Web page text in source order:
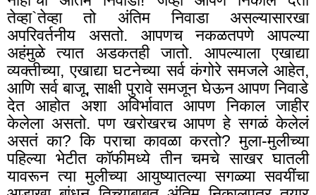
तेव्हा`तेव्हा तो अंतिम निवाडा असल्यासारखा
अपरिवर्तनीय असतो. आपणच नकळतपणे आपल्या
अहंमुळे त्यात अडकतही जातो. आपल्याला एखाद्या
व्यक्तीच्या, एखाद्या घटनेच्या सर्व कंगोरे समजले आहेत,
आणि सर्व बाजू, साक्षी पुरावे समजून घेऊन आपण निवाडे
देत आहोत अशा अविर्भावात आपण निकाल जाहीर
केलेला असतो. पण खरोखरच आपण हे सगळं केलेलं
असतं का? कि पराचा कावळा करतो? मुला-मुलीच्या
पहिल्या भेटीत कॉफीमध्ये तीन चमचे साखर घातली
यावरून त्या मुलीच्या आयुष्यातल्या सगळ्या सवयींचा